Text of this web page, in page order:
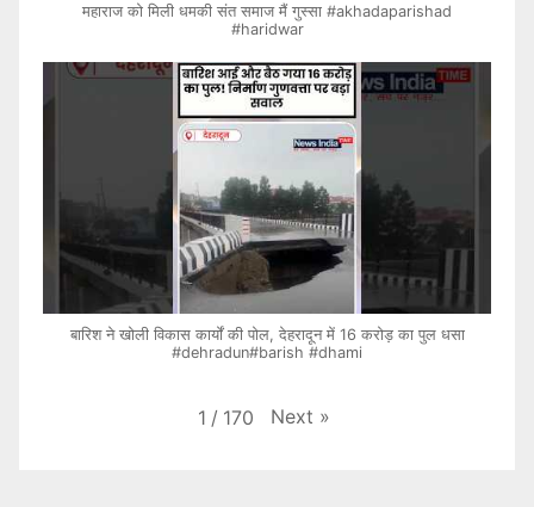
महाराज को मिली धमकी संत समाज मैं गुस्सा #akhadaparishad
#haridwar
बारिश ने खोली विकास कार्यों की पोल, देहरादून में 16 करोड़ का पुल धसा
#dehradun#barish #dhami
1 / 170 Next »